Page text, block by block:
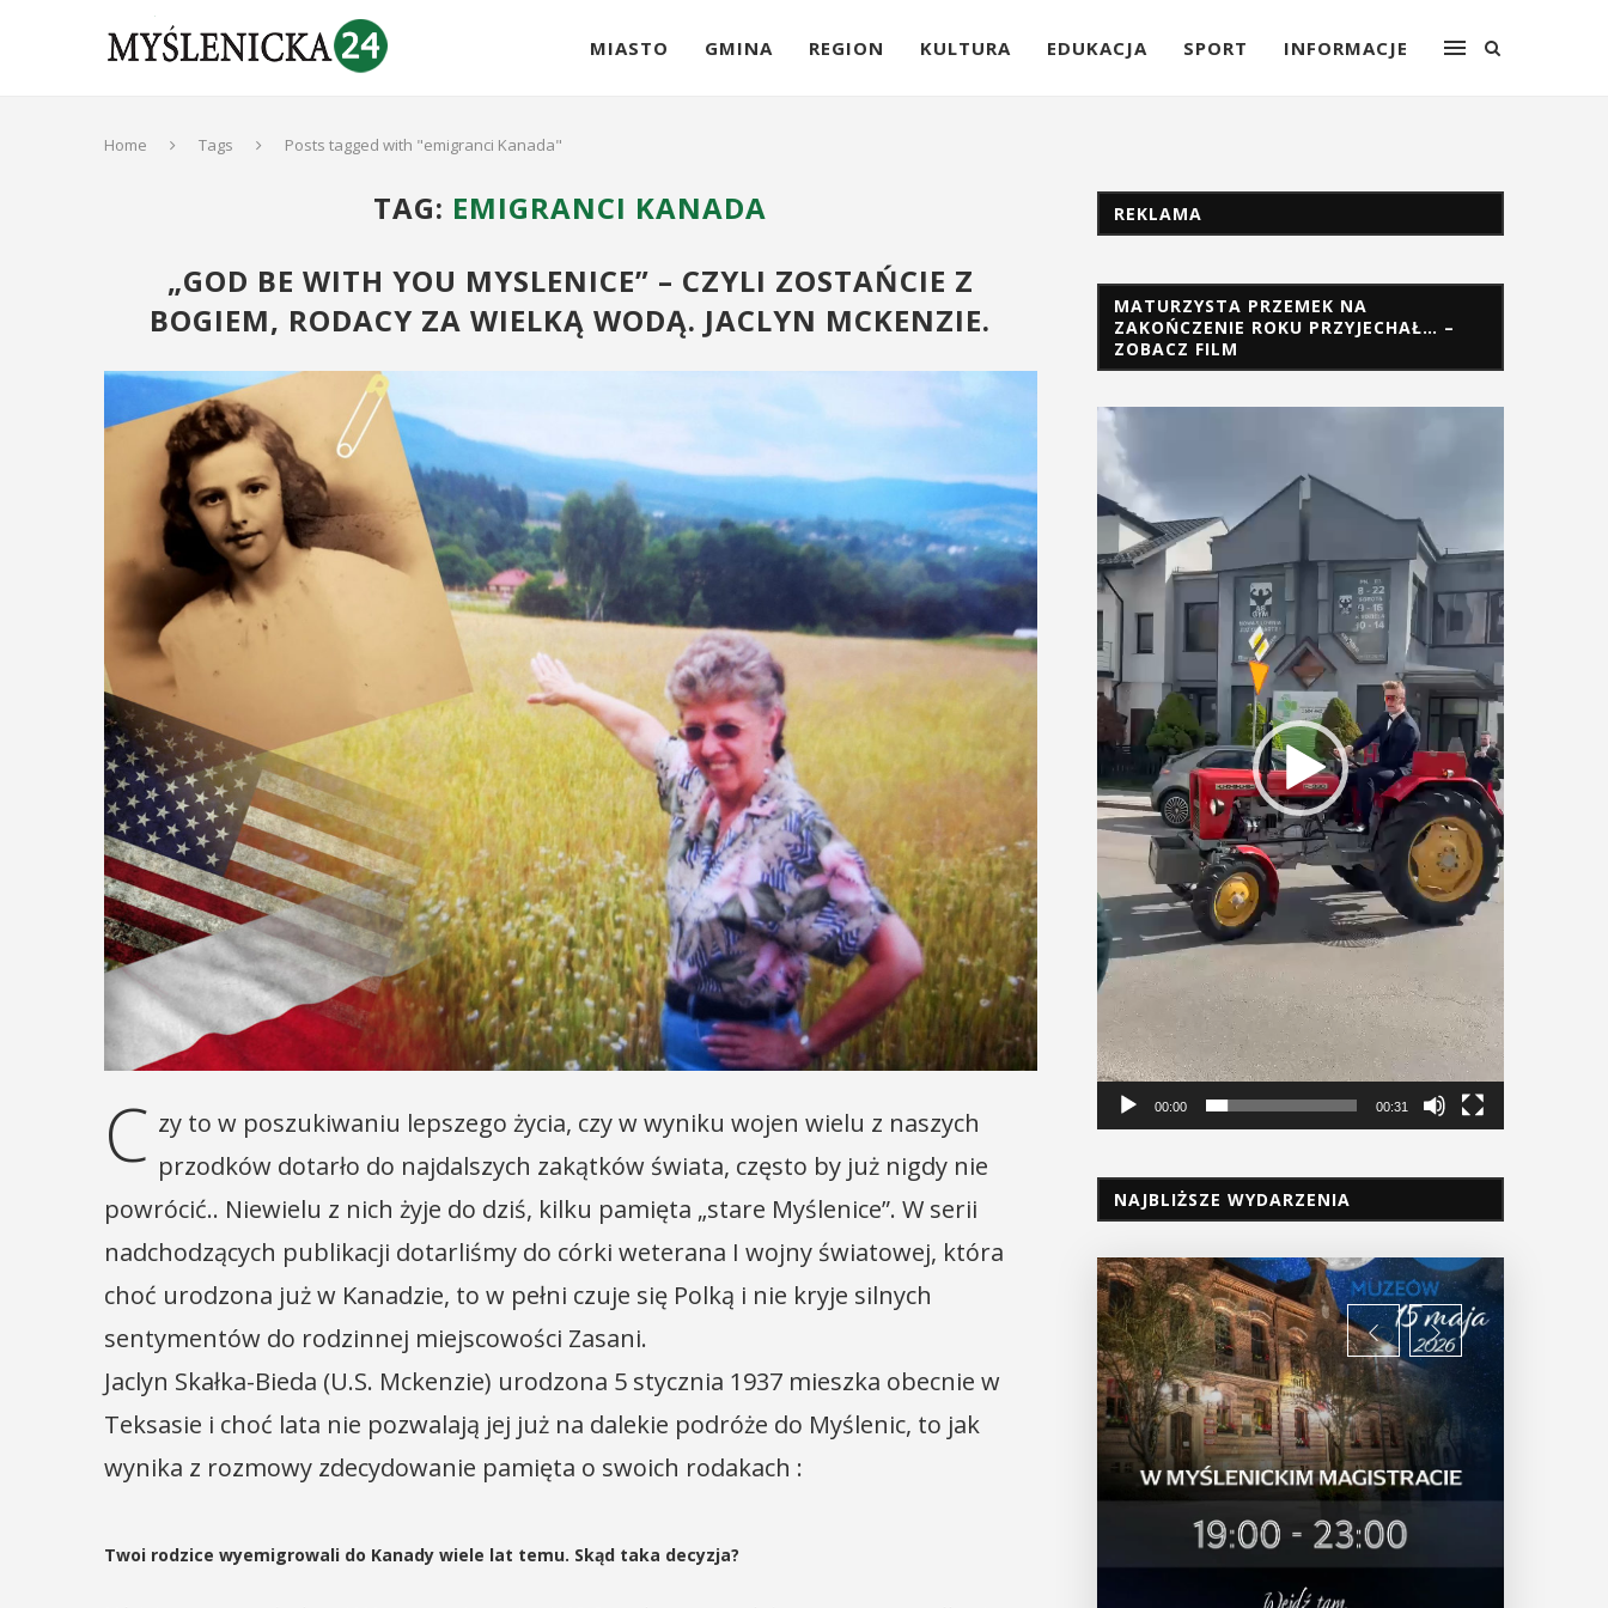
MIASTO GMINA REGION KULTURA EDUKACJA SPORT INFORMACJE
Home Tags Posts tagged with "emigranci Kanada"
TAG: EMIGRANCI KANADA
„GOD BE WITH YOU MYSLENICE” – CZYLI ZOSTAŃCIE Z
BOGIEM, RODACY ZA WIELKĄ WODĄ. JACLYN MCKENZIE.
C zy to w poszukiwaniu lepszego życia, czy w wyniku wojen wielu z naszych
przodków dotarło do najdalszych zakątków świata, często by już nigdy nie
powrócić.. Niewielu z nich żyje do dziś, kilku pamięta „stare Myślenice”. W serii
nadchodzących publikacji dotarliśmy do córki weterana I wojny światowej, która
choć urodzona już w Kanadzie, to w pełni czuje się Polką i nie kryje silnych
sentymentów do rodzinnej miejscowości Zasani.
Jaclyn Skałka-Bieda (U.S. Mckenzie) urodzona 5 stycznia 1937 mieszka obecnie w
Teksasie i choć lata nie pozwalają jej już na dalekie podróże do Myślenic, to jak
wynika z rozmowy zdecydowanie pamięta o swoich rodakach :
Twoi rodzice wyemigrowali do Kanady wiele lat temu. Skąd taka decyzja?
REKLAMA
MATURZYSTA PRZEMEK NA
ZAKOŃCZENIE ROKU PRZYJECHAŁ… –
ZOBACZ FILM
Odtwarzacz
video
00:00 00:31
NAJBLIŻSZE WYDARZENIA